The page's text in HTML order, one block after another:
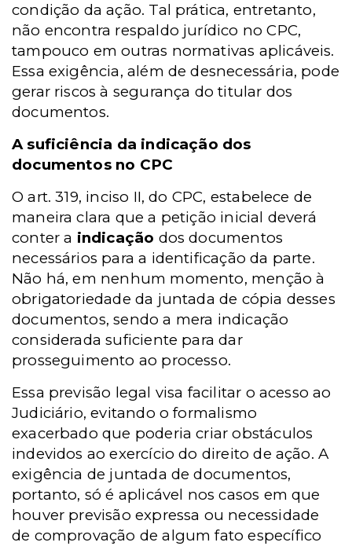
condição da ação. Tal prática, entretanto,
não encontra respaldo jurídico no CPC,
tampouco em outras normativas aplicáveis.
Essa exigência, além de desnecessária, pode
gerar riscos à segurança do titular dos
documentos.
A suficiência da indicação dos
documentos no CPC
O art. 319, inciso II, do CPC, estabelece de
maneira clara que a petição inicial deverá
conter a indicação dos documentos
necessários para a identificação da parte.
Não há, em nenhum momento, menção à
obrigatoriedade da juntada de cópia desses
documentos, sendo a mera indicação
considerada suficiente para dar
prosseguimento ao processo.
Essa previsão legal visa facilitar o acesso ao
Judiciário, evitando o formalismo
exacerbado que poderia criar obstáculos
indevidos ao exercício do direito de ação. A
exigência de juntada de documentos,
portanto, só é aplicável nos casos em que
houver previsão expressa ou necessidade
de comprovação de algum fato específico